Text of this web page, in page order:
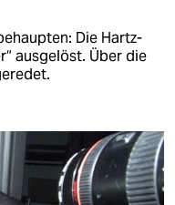
Die Hartz-
ausgelöst. Über die